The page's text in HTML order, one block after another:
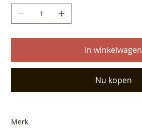
In winkelwagen
Nu kopen
Merk